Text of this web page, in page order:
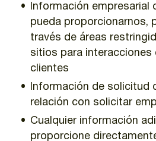
Información empresarial
pueda proporcionarnos,
través de áreas
sitios para interacciones
clientes
Información de solicitud
relación con solicitar
Cualquier información
proporcione